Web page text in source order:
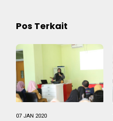
Pos Terkait
07 JAN 2020